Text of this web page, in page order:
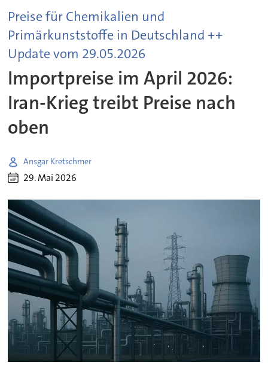
Preise für Chemikalien und
Primärkunststoffe in Deutschland ++
Update vom 29.05.2026
Importpreise im April 2026:
Iran-Krieg treibt Preise nach
oben
Ansgar Kretschmer
29. Mai 2026